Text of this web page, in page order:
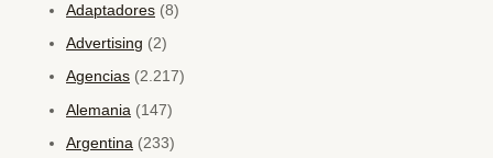
Adaptadores (8)
Advertising (2)
Agencias (2.217)
Alemania (147)
Argentina (233)